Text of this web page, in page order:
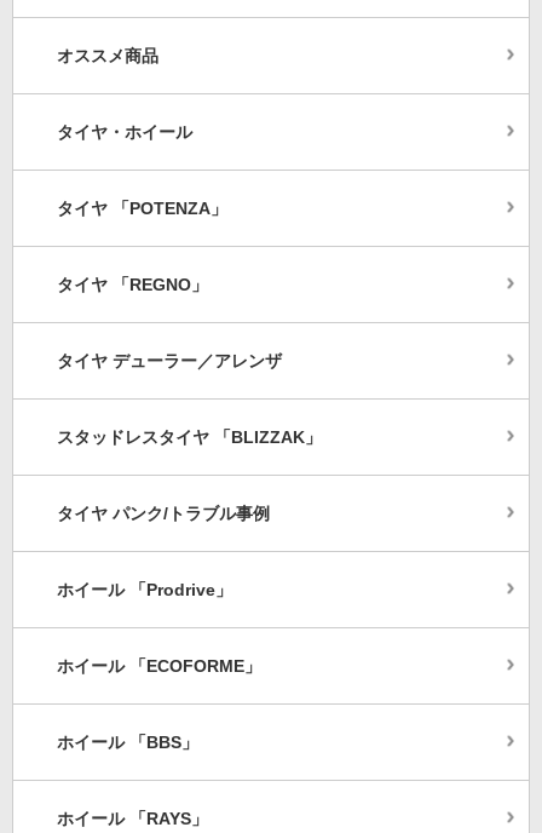
オススメ商品
タイヤ・ホイール
タイヤ 「POTENZA」
タイヤ 「REGNO」
タイヤ デューラー／アレンザ
スタッドレスタイヤ 「BLIZZAK」
タイヤ パンク/トラブル事例
ホイール 「Prodrive」
ホイール 「ECOFORME」
ホイール 「BBS」
ホイール 「RAYS」